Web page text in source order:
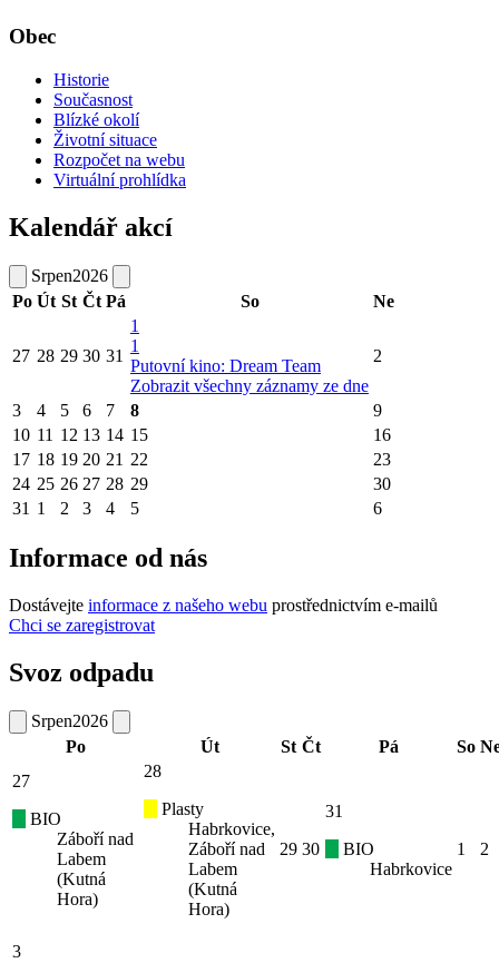
Obec
Historie
Současnost
Blízké okolí
Životní situace
Rozpočet na webu
Virtuální prohlídka
Kalendář akcí
Srpen2026
Po Út St Čt Pá So Ne
27 28 29 30 31
1
1
Putovní kino: Dream Team
Zobrazit všechny záznamy ze dne
2
3 4 5 6 7 8
9
10 11 12 13 14 15
16
17 18 19 20 21 22
23
24 25 26 27 28 29
30
31 1 2 3 4 5 6
Informace od nás
Dostávejte informace z našeho webu prostřednictvím e-mailů
Chci se zaregistrovat
Svoz odpadu
Srpen2026
Po
Út St Čt Pá So
27
BIO
Záboří nad
Labem
(Kutná
Hora)
28
Plasty
Habrkovice,
Záboří nad
Labem
(Kutná
Hora)
29 30
31
BIO
Habrkovice
1 2
3